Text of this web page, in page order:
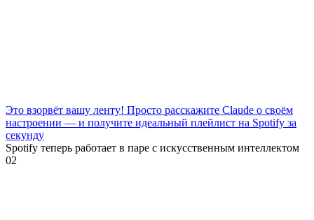
Это взорвёт вашу ленту! Просто расскажите Claude о своём
настроении — и получите идеальный плейлист на Spotify за
секунду
Spotify теперь работает в паре с искусственным интеллектом
02